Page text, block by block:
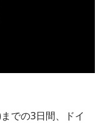
での3日間、ドイ